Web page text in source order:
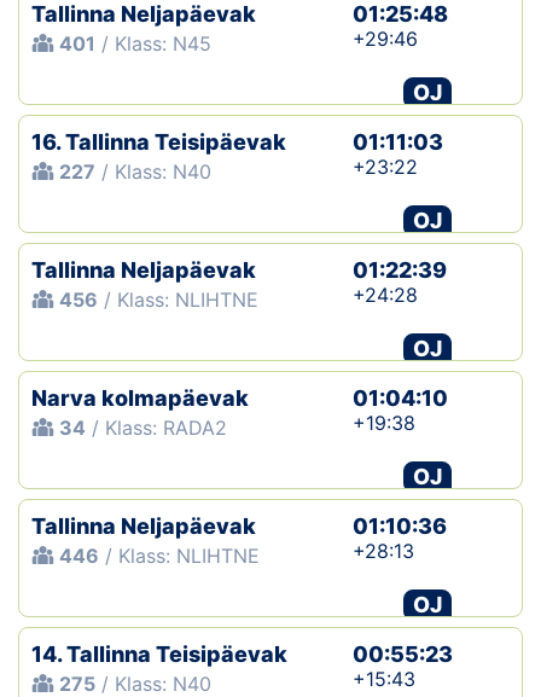
Tallinna Neljapäevak
401 / Klass: N45
01:25:48
+29:46
OJ
16. Tallinna Teisipäevak
227 / Klass: N40
01:11:03
+23:22
OJ
Tallinna Neljapäevak
456 / Klass: NLIHTNE
01:22:39
+24:28
OJ
Narva kolmapäevak
34 / Klass: RADA2
01:04:10
+19:38
OJ
Tallinna Neljapäevak
446 / Klass: NLIHTNE
01:10:36
+28:13
OJ
14. Tallinna Teisipäevak
275 / Klass: N40
00:55:23
+15:43